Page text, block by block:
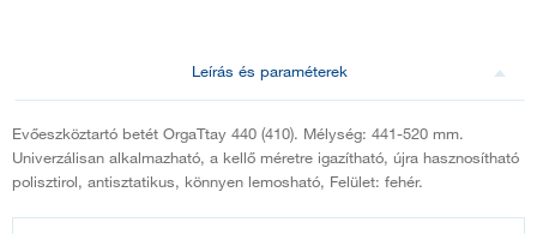
Leírás és paraméterek
Evőeszköztartó betét OrgaTtay 440 (410). Mélység: 441-520 mm.
Univerzálisan alkalmazható, a kellő méretre igazítható, újra hasznosítható
polisztirol, antisztatikus, könnyen lemosható, Felület: fehér.